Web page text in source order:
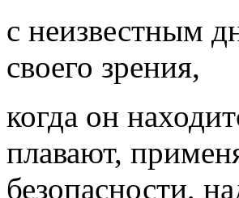
с неизвестным
своего зрения,
когда он
плавают,
безопасности,